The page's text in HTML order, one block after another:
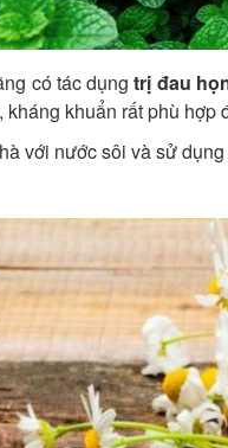
có tác dụngtrị đau
khuẩn rất phù hợp
với nước sôi và sử